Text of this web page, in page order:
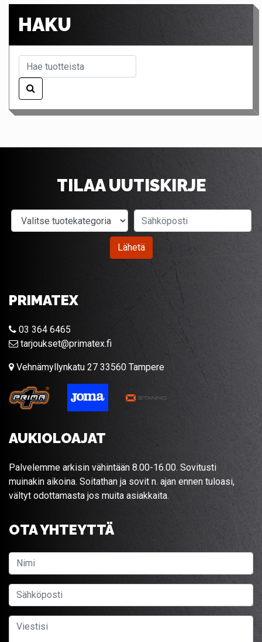
HAKU
TILAA UUTISKIRJE
Valitse tuotekategoria
Lähetä
PRIMATEX
03 364 6465
tarjoukset@primatex.fi
Vehnämyllynkatu 27 33560 Tampere
AUKIOLOAJAT
Palvelemme arkisin vähintään 8.00-16.00. Sovitusti
muinakin aikoina. Soitathan ja sovit n. ajan ennen tuloasi,
vältyt odottamasta jos muita asiakkaita.
OTA YHTEYTTÄ